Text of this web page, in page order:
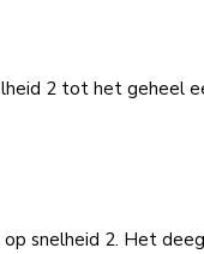
2 tot het geheel
snelheid 2. Het